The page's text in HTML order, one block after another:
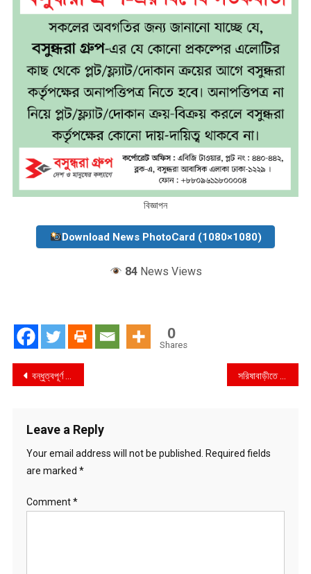
বিজ্ঞাপন
Download News PhotoCard (1080×1080)
84News Views
0
Shares
Post
বন্ধুত্বপূর্ণ সম্পর্ক বজায় রাখায় বাংলাদেশকে ধন্যবাদ জানাল মায়ানমার সরিষাবাড়ীতে ৬০০ শীতার্ত মানুষের মাঝে শীতবস্ত্র বিতরণ
Leave a Reply
Your email address will not be published. Required fields
are marked *
Comment*